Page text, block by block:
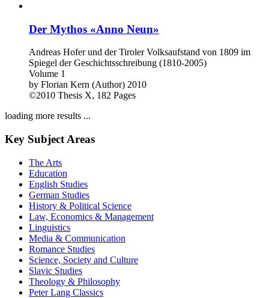
Der Mythos «Anno Neun»
Andreas Hofer und der Tiroler Volksaufstand von 1809 im
Spiegel der Geschichtsschreibung (1810-2005)
Volume 1
by Florian Kern (Author) 2010
©2010 Thesis X, 182 Pages
loading more results ...
Key Subject Areas
The Arts
Education
English Studies
German Studies
History & Political Science
Law, Economics & Management
Linguistics
Media & Communication
Romance Studies
Science, Society and Culture
Slavic Studies
Theology & Philosophy
Peter Lang Classics